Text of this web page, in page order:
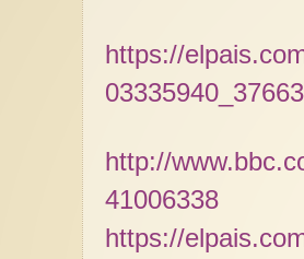
https://
http://
41006338
https://